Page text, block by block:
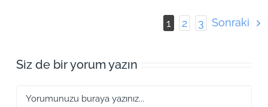
1 2 3 Sonraki
Siz de bir yorum yazın